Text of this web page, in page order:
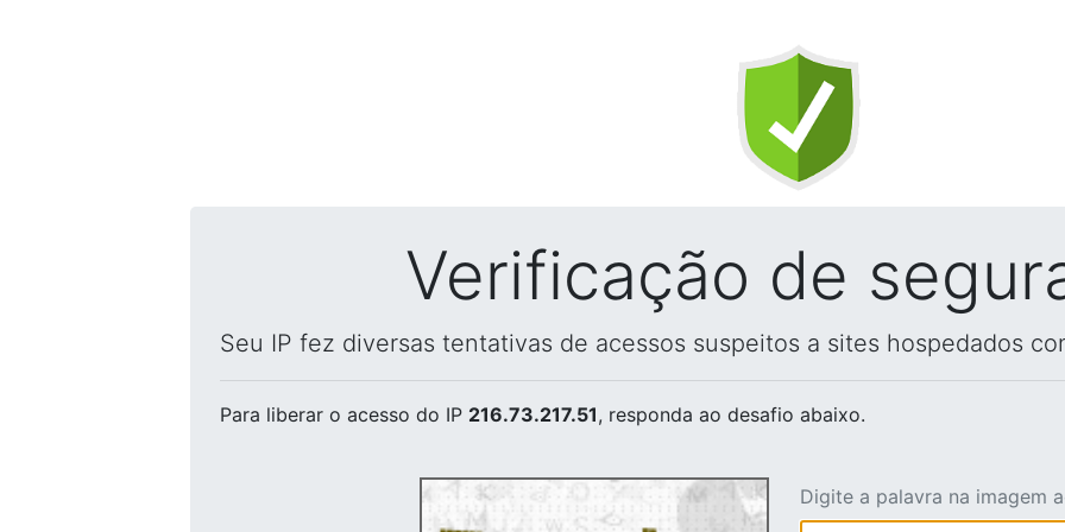
Verificação de
Seu IP fez diversas tentativas de acessos suspeitos a sites hospedados
Para liberar o acesso do IP 216.73.217.51, responda ao desafio abaixo.
Digite a palavra na imagem